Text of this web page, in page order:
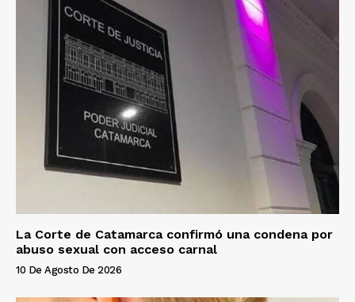
La Corte de Catamarca confirmó una condena por
abuso sexual con acceso carnal
10 De Agosto De 2026